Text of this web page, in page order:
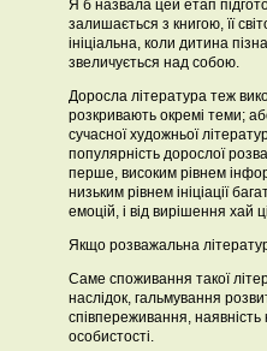
Я б назвала цей етап
залишається з книгою, її
ініціальна, коли дитина
звеличується над собою.
Доросла література теж
розкривають окремі теми;
сучасної художньої
популярність дорослої
перше, високим рівнем
низьким рівнем ініціації
емоцій, і від вирішення хай
Якщо розважальна
Саме споживання такої
наслідок, гальмування
співпереживання,
особистості.